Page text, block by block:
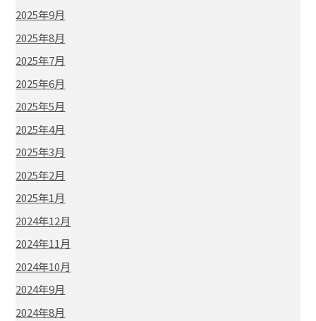
2025年9月
2025年8月
2025年7月
2025年6月
2025年5月
2025年4月
2025年3月
2025年2月
2025年1月
2024年12月
2024年11月
2024年10月
2024年9月
2024年8月